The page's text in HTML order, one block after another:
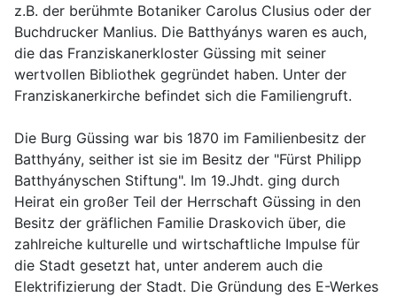
z.B. der berühmte Botaniker Carolus Clusius oder der
Buchdrucker Manlius. Die Batthyánys waren es auch,
die das Franziskanerkloster Güssing mit seiner
wertvollen Bibliothek gegründet haben. Unter der
Franziskanerkirche befindet sich die Familiengruft.
Die Burg Güssing war bis 1870 im Familienbesitz der
Batthyány, seither ist sie im Besitz der "Fürst Philipp
Batthyányschen Stiftung". Im 19.Jhdt. ging durch
Heirat ein großer Teil der Herrschaft Güssing in den
Besitz der gräflichen Familie Draskovich über, die
zahlreiche kulturelle und wirtschaftliche Impulse für
die Stadt gesetzt hat, unter anderem auch die
Elektrifizierung der Stadt. Die Gründung des E-Werkes